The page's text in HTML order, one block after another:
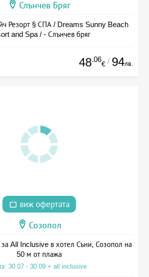
Слънчев Бряг
Резорт § СПА / Dreams Sunny Beach
and Spa / - Слънчев бряг
48.06
€ / 94лв.
виж офертата
Созопол
All Inclusive в хотел Съни, Созопол на
50 м от плажа
30.07 - 30.09 + all inclusive